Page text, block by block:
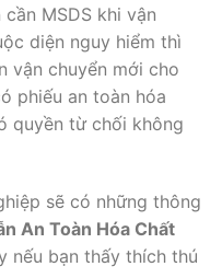
MSDS khi vận
diện nguy hiểm thì
vận chuyển mới cho
phiếu an toàn hóa
quyền từ chối không
sẽ có những thông
An Toàn Hóa Chất
nếu bạn thấy thích thú